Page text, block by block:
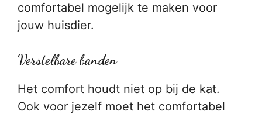
comfortabel mogelijk te maken voor
jouw huisdier.
Verstelbare banden
Het comfort houdt niet op bij de kat.
Ook voor jezelf moet het comfortabel